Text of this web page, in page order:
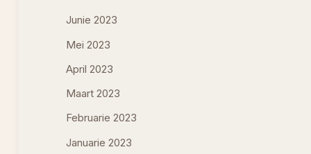
Junie 2023
Mei 2023
April 2023
Maart 2023
Februarie 2023
Januarie 2023